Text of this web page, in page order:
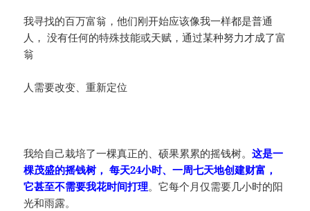
我寻找的百万富翁，他们刚开始应该像我一样都是普通
人， 没有任何的特殊技能或天赋，通过某种努力才成了富
翁
人需要改变、重新定位
我给自己栽培了一棵真正的、硕果累累的摇钱树。这是一
棵茂盛的摇钱树， 每天24小时、一周七天地创建财富，
它甚至不需要我花时间打理。它每个月仅需要几小时的阳
光和雨露。